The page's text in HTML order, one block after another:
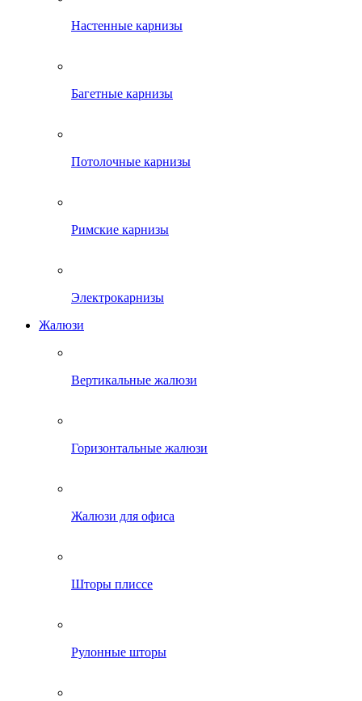
Настенные карнизы
Багетные карнизы
Потолочные карнизы
Римские карнизы
Электрокарнизы
Жалюзи
Вертикальные жалюзи
Горизонтальные жалюзи
Жалюзи для офиса
Шторы плиссе
Рулонные шторы